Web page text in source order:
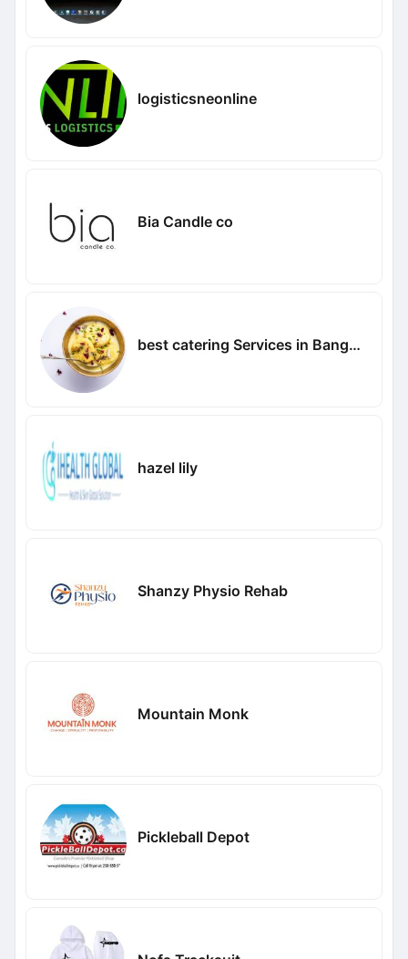
logisticsneonline
Bia Candle co
best catering Services in Bangalore
hazel lily
Shanzy Physio Rehab
Mountain Monk
Pickleball Depot